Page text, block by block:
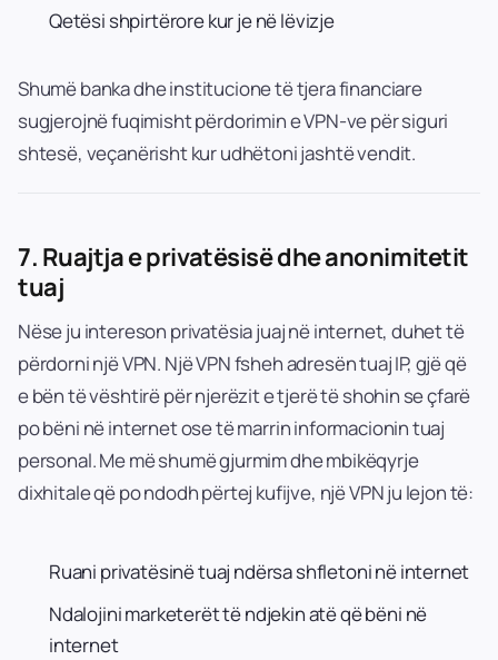
Qetësi shpirtërore kur je në lëvizje
Shumë banka dhe institucione të tjera financiare
sugjerojnë fuqimisht përdorimin e VPN-ve për siguri
shtesë, veçanërisht kur udhëtoni jashtë vendit.
7. Ruajtja e privatësisë dhe anonimitetit
tuaj
Nëse ju intereson privatësia juaj në internet, duhet të
përdorni një VPN. Një VPN fsheh adresën tuaj IP, gjë që
e bën të vështirë për njerëzit e tjerë të shohin se çfarë
po bëni në internet ose të marrin informacionin tuaj
personal. Me më shumë gjurmim dhe mbikëqyrje
dixhitale që po ndodh përtej kufijve, një VPN ju lejon të:
Ruani privatësinë tuaj ndërsa shfletoni në internet
Ndalojini marketerët të ndjekin atë që bëni në
internet